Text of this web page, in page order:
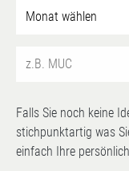
Falls Sie noch keine
stichpunktartig was
einfach Ihre